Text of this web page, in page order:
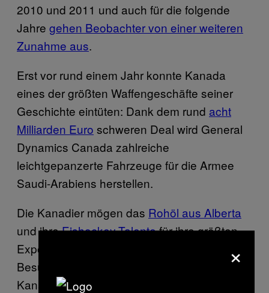
2010 und 2011 und auch für die folgende
Jahre gehen Beobachter von einer weiteren
Zunahme aus.
Erst vor rund einem Jahr konnte Kanada
eines der größten Waffengeschäfte seiner
Geschichte eintüten: Dank dem rund acht
Milliarden Euro schweren Deal wird General
Dynamics Canada zahlreiche
leichtgepanzerte Fahrzeuge für die Armee
Saudi-Arabiens herstellen.
Die Kanadier mögen das Rohöl aus Alberta
und ihreEishockey-Talentefür ihre größten
Exportschlager halten—aber spätestens ein
Besuch auf der CANSEC verdeutlicht, dass
Kanada die Welt auch mit den
×